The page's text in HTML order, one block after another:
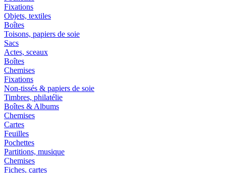
Fixations
Objets, textiles
Boîtes
Toisons, papiers de soie
Sacs
Actes, sceaux
Boîtes
Chemises
Fixations
Non-tissés & papiers de soie
Timbres, philatélie
Boîtes & Albums
Chemises
Cartes
Feuilles
Pochettes
Partitions, musique
Chemises
Fiches, cartes